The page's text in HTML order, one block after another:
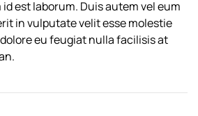
est laborum. Duis autem vel eum
in vulputate velit esse molestie
eu feugiat nulla facilisis at